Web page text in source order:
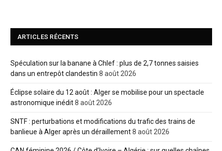
ARTICLES RÉCENTS
Spéculation sur la banane à Chlef : plus de 2,7 tonnes saisies
dans un entrepôt clandestin 8 août 2026
Éclipse solaire du 12 août : Alger se mobilise pour un spectacle
astronomique inédit8 août 2026
SNTF : perturbations et modifications du trafic des trains de
banlieue à Alger après un déraillement8 août 2026